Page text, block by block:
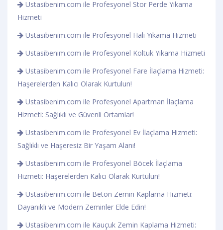
Ustasibenim.com ile Profesyonel Stor Perde Yıkama
Hizmeti
Ustasibenim.com ile Profesyonel Halı Yıkama Hizmeti
Ustasibenim.com ile Profesyonel Koltuk Yıkama Hizmeti
Ustasibenim.com ile Profesyonel Fare İlaçlama Hizmeti:
Haşerelerden Kalıcı Olarak Kurtulun!
Ustasibenim.com ile Profesyonel Apartman İlaçlama
Hizmeti: Sağlıklı ve Güvenli Ortamlar!
Ustasibenim.com ile Profesyonel Ev İlaçlama Hizmeti:
Sağlıklı ve Haşeresiz Bir Yaşam Alanı!
Ustasibenim.com ile Profesyonel Böcek İlaçlama
Hizmeti: Haşerelerden Kalıcı Olarak Kurtulun!
Ustasibenim.com ile Beton Zemin Kaplama Hizmeti:
Dayanıklı ve Modern Zeminler Elde Edin!
Ustasibenim.com ile Kauçuk Zemin Kaplama Hizmeti: